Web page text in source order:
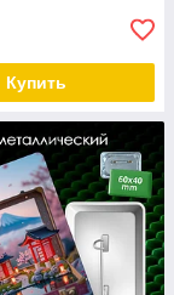
Купить